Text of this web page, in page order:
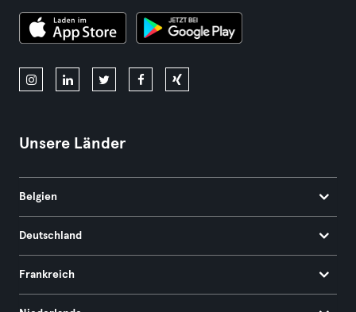
Unsere Länder
Belgien
Deutschland
Frankreich